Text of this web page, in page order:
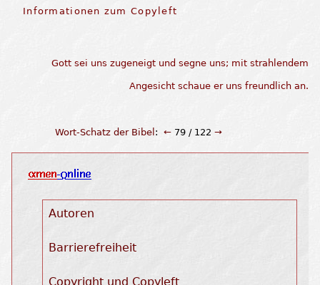
Informationen zum Copyleft
Gott sei uns
Wort-Schatz der Bibel : ← 79 / 122 →
Autoren
Barrierefreiheit
Copyright und Copyleft